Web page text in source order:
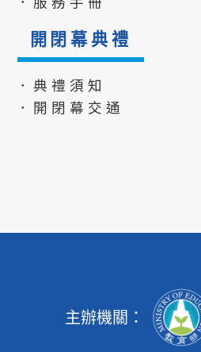
開閉幕典禮
．典禮須知
．開閉幕交通
主辦機關：